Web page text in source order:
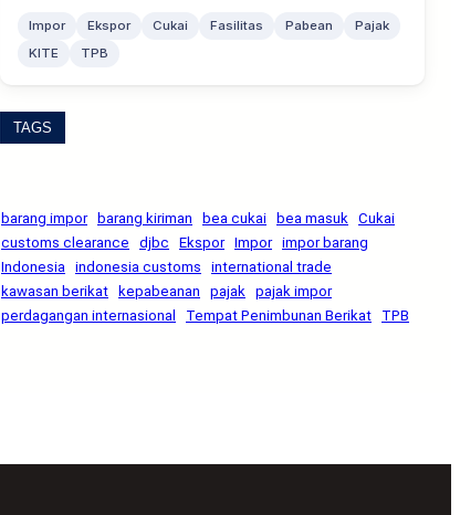
Impor Ekspor Cukai Fasilitas Pabean
Pajak
KITE
TPB
TAGS
barang impor barang kiriman bea cukai bea masuk
Cukai
customs clearance
djbc Ekspor Impor impor barang
Indonesia
indonesia customs
international trade
kawasan berikat kepabeanan pajak
pajak impor
perdagangan internasional
Tempat Penimbunan Berikat TPB